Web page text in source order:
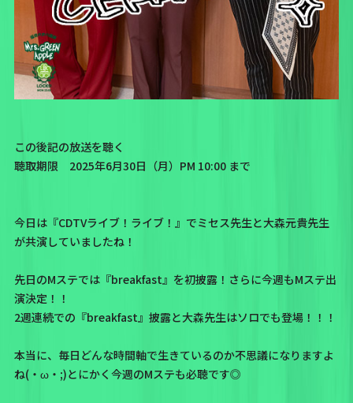
この後記の放送を聴く
聴取期限 2025年6月30日（月）PM 10:00 まで
今日は『CDTVライブ！ライブ！』でミセス先生と大森元貴先生
が共演していましたね！
先日のMステでは『breakfast』 を初披露！さらに今週もMステ出
演決定！！
2週連続での『breakfast』披露と大森先生はソロでも登場！！！
本当に、毎日どんな時間軸で生きているのか不思議になりますよ
ね(・ω・;)とにかく今週のMステも必聴です◎